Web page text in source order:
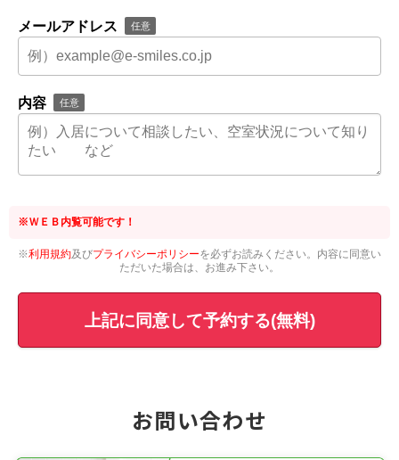
メールアドレス 任意
内容 任意
※ＷＥＢ内覧可能です！
※利用規約及びプライバシーポリシーを必ずお読みください。内容に同意い
ただいた場合は、お進み下さい。
上記に同意して予約する(無料)
お問い合わせ